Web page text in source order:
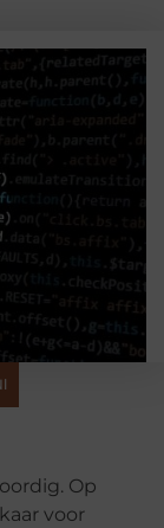
Op
voor